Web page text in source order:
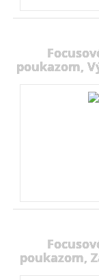
poukazom,
poukazom,